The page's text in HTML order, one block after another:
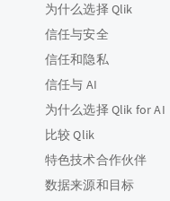
为什么选择 Qlik
信任与安全
信任和隐私
信任与 AI
为什么选择 Qlik for AI
比较 Qlik
特色技术合作伙伴
数据来源和目标